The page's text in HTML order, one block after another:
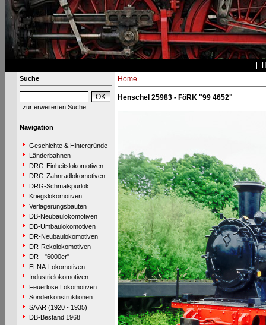
Suche
zur erweiterten Suche
Navigation
Geschichte & Hintergründe
Länderbahnen
DRG-Einheitslokomotiven
DRG-Zahnradlokomotiven
DRG-Schmalspurlok.
Kriegslokomotiven
Verlagerungsbauten
DB-Neubaulokomotiven
DB-Umbaulokomotiven
DR-Neubaulokomotiven
DR-Rekolokomotiven
DR - "6000er"
ELNA-Lokomotiven
Industrielokomotiven
Feuerlose Lokomotiven
Sonderkonstruktionen
SAAR (1920 - 1935)
DB-Bestand 1968
Home
Henschel 25983 - FöRK "99 4652"